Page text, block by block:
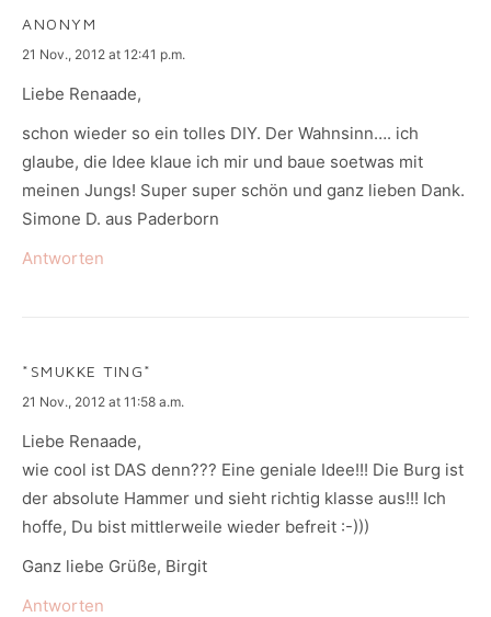
ANONYM
says:
21 Nov., 2012 at 12:41 p.m.
Liebe Renaade,
schon wieder so ein tolles DIY. Der Wahnsinn…. ich
glaube, die Idee klaue ich mir und baue soetwas mit
meinen Jungs! Super super schön und ganz lieben Dank.
Simone D. aus Paderborn
Antworten
*SMUKKE TING*
says:
21 Nov., 2012 at 11:58 a.m.
Liebe Renaade,
wie cool ist DAS denn??? Eine geniale Idee!!! Die Burg ist
der absolute Hammer und sieht richtig klasse aus!!! Ich
hoffe, Du bist mittlerweile wieder befreit :-)))
Ganz liebe Grüße, Birgit
Antworten